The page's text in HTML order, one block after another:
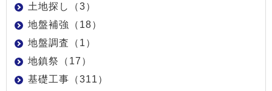
土地探し（3）
地盤補強（18）
地盤調査（1）
地鎮祭（17）
基礎工事（311）